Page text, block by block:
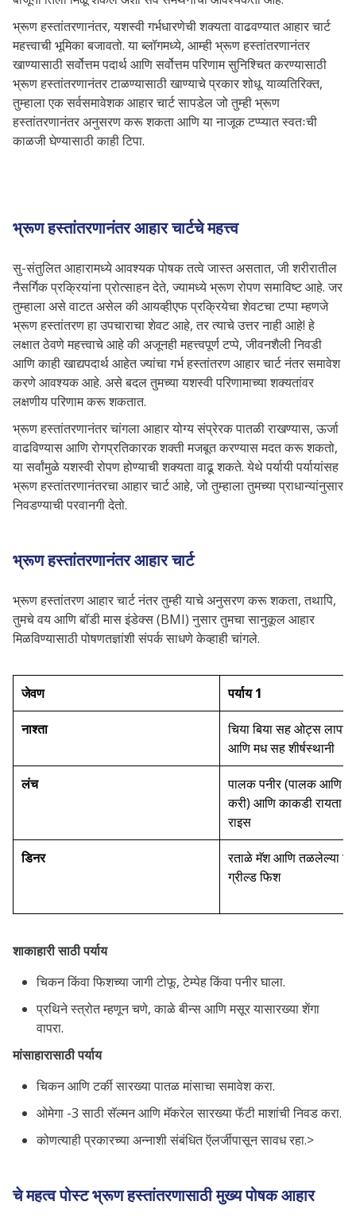
भ्रूण हस्तांतरणानंतर, यशस्वी गर्भधारणेची शक्यता वाढवण्यात आहार चार्ट
महत्त्वाची भूमिका बजावतो. या ब्लॉगमध्ये, आम्ही भ्रूण हस्तांतरणानंतर
खाण्यासाठी सर्वोत्तम पदार्थ आणि सर्वोत्तम परिणाम सुनिश्चित करण्यासाठी
भ्रूण हस्तांतरणानंतर टाळण्यासाठी खाण्याचे प्रकार शोधू. याव्यतिरिक्त,
तुम्हाला एक सर्वसमावेशक आहार चार्ट सापडेल जो तुम्ही भ्रूण
हस्तांतरणानंतर अनुसरण करू शकता आणि या नाजूक टप्प्यात स्वतःची
काळजी घेण्यासाठी काही टिपा.
भ्रूण हस्तांतरणानंतर आहार चार्टचे महत्त्व
सु-संतुलित आहारामध्ये आवश्यक पोषक तत्वे जास्त असतात, जी शरीरातील
नैसर्गिक प्रक्रियांना प्रोत्साहन देते, ज्यामध्ये भ्रूण रोपण समाविष्ट आहे. जर
तुम्हाला असे वाटत असेल की आयव्हीएफ प्रक्रियेचा शेवटचा टप्पा म्हणजे
भ्रूण हस्तांतरण हा उपचाराचा शेवट आहे, तर त्याचे उत्तर नाही आहे! हे
लक्षात ठेवणे महत्त्वाचे आहे की अजूनही महत्त्वपूर्ण टप्पे, जीवनशैली निवडी
आणि काही खाद्यपदार्थ आहेत ज्यांचा गर्भ हस्तांतरण आहार चार्ट नंतर समावेश
करणे आवश्यक आहे. असे बदल तुमच्या यशस्वी परिणामाच्या शक्यतांवर
लक्षणीय परिणाम करू शकतात.
भ्रूण हस्तांतरणानंतर चांगला आहार योग्य संप्रेरक पातळी राखण्यास, ऊर्जा
वाढविण्यास आणि रोगप्रतिकारक शक्ती मजबूत करण्यास मदत करू शकतो,
या सर्वांमुळे यशस्वी रोपण होण्याची शक्यता वाढू शकते. येथे पर्यायी पर्यायांसह
भ्रूण हस्तांतरणानंतरचा आहार चार्ट आहे, जो तुम्हाला तुमच्या प्राधान्यांनुसार
निवडण्याची परवानगी देतो.
भ्रूण हस्तांतरणानंतर आहार चार्ट
भ्रूण हस्तांतरण आहार चार्ट नंतर तुम्ही याचे अनुसरण करू शकता, तथापि,
तुमचे वय आणि बॉडी मास इंडेक्स (BMI) नुसार तुमचा सानुकूल आहार
मिळविण्यासाठी पोषणतज्ञांशी संपर्क साधणे केव्हाही चांगले.
जेवण पर्याय 1
नाश्ता
चिया बिया सह ओट्स
आणि मध सह शीर्षस्थानी
लंच
पालक पनीर (पालक आणि
करी) आणि काकडी रायता
राइस
डिनर
रताळे मॅश आणि तळलेल्या
ग्रील्ड फिश
शाकाहारी साठी पर्याय
चिकन किंवा फिशच्या जागी टोफू, टेम्पेह किंवा पनीर घाला.
प्रथिने स्त्रोत म्हणून चणे, काळे बीन्स आणि मसूर यासारख्या शेंगा
वापरा.
मांसाहारासाठी पर्याय
चिकन आणि टर्की सारख्या पातळ मांसाचा समावेश करा.
ओमेगा -3 साठी सॅल्मन आणि मॅकरेल सारख्या फॅटी माशांची निवड करा.
कोणत्याही प्रकारच्या अन्नाशी संबंधित ऍलर्जीपासून सावध रहा.>
चे महत्वपोस्ट भ्रूण हस्तांतरणासाठी मुख्य पोषकआहार